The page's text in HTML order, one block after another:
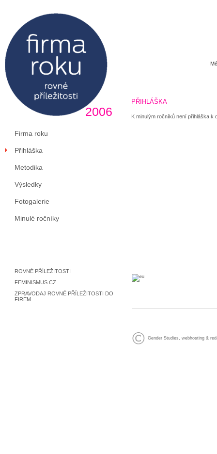
2006
Firma roku
Přihláška
Metodika
Výsledky
Fotogalerie
Minulé ročníky
PŘIHLÁŠKA
K minulým ročníků není přihláška k
ROVNÉ PŘÍLEŽITOSTI
FEMINISMUS.CZ
ZPRAVODAJ ROVNÉ PŘÍLEŽITOSTI DO
FIREM
Gender Studies, webhosting &